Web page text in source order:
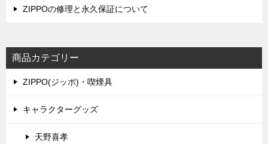
ZIPPOの修理と永久保証について
商品カテゴリー
ZIPPO(ジッポ)・喫煙具
キャラクターグッズ
天野喜孝